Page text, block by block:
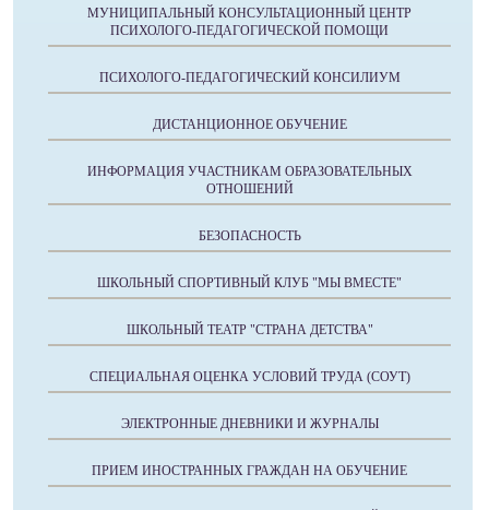
МУНИЦИПАЛЬНЫЙ КОНСУЛЬТАЦИОННЫЙ ЦЕНТР
ПСИХОЛОГО-ПЕДАГОГИЧЕСКОЙ ПОМОЩИ
ПСИХОЛОГО-ПЕДАГОГИЧЕСКИЙ КОНСИЛИУМ
ДИСТАНЦИОННОЕ ОБУЧЕНИЕ
ИНФОРМАЦИЯ УЧАСТНИКАМ ОБРАЗОВАТЕЛЬНЫХ
ОТНОШЕНИЙ
БЕЗОПАСНОСТЬ
ШКОЛЬНЫЙ СПОРТИВНЫЙ КЛУБ "МЫ ВМЕСТЕ"
ШКОЛЬНЫЙ ТЕАТР "СТРАНА ДЕТСТВА"
СПЕЦИАЛЬНАЯ ОЦЕНКА УСЛОВИЙ ТРУДА (СОУТ)
ЭЛЕКТРОННЫЕ ДНЕВНИКИ И ЖУРНАЛЫ
ПРИЕМ ИНОСТРАННЫХ ГРАЖДАН НА ОБУЧЕНИЕ